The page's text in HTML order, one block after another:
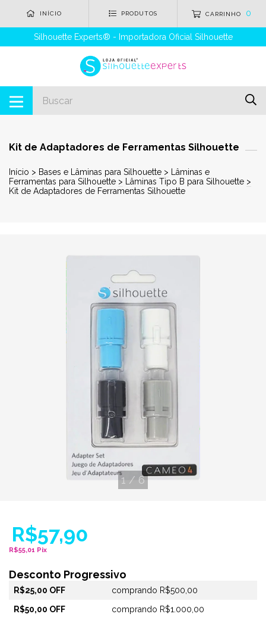
INÍCIO PRODUTOS CARRINHO 0
Silhouette Experts® - Importadora Oficial Silhouette
Kit de Adaptadores de Ferramentas Silhouette
Início > Bases e Lâminas para Silhouette > Lâminas e
Ferramentas para Silhouette > Lâminas Tipo B para Silhouette >
Kit de Adaptadores de Ferramentas Silhouette
1 / 6
R$57,90
R$55,01 Pix
Desconto Progressivo
R$25,00 OFF
comprando R$500,00
R$50,00 OFF
comprando R$1.000,00